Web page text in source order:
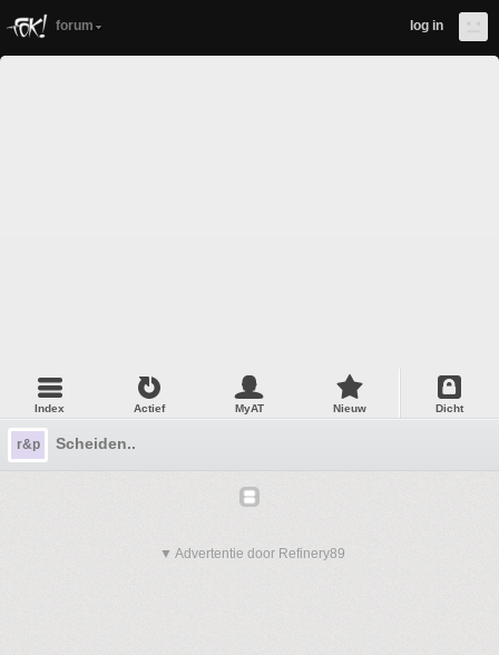
forum log in
Index Actief MyAT Nieuw Dicht
r&p Scheiden..
▼ Advertentie door Refinery89